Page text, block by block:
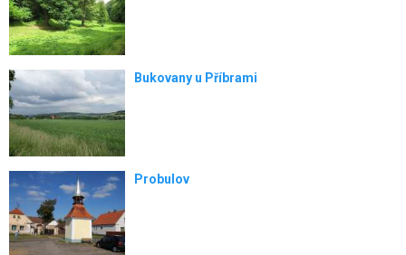
Bukovany u Příbrami
Probulov